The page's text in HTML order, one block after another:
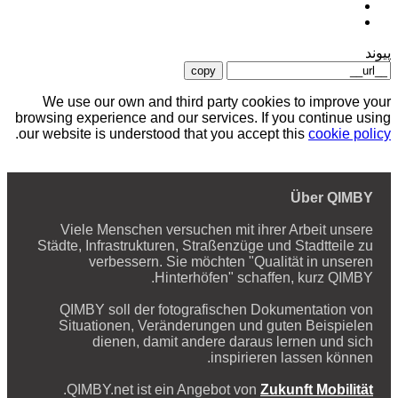
پیوند
copy
We use our own and third party cookies to improve your
browsing experience and our services. If you continue using
our website is understood that you accept this cookie policy
.
Über QIMBY
Viele Menschen versuchen mit ihrer Arbeit unsere
Städte, Infrastrukturen, Straßenzüge und Stadtteile zu
verbessern. Sie möchten "Qualität in unseren
Hinterhöfen" schaffen, kurz QIMBY.
QIMBY soll der fotografischen Dokumentation von
Situationen, Veränderungen und guten Beispielen
dienen, damit andere daraus lernen und sich
inspirieren lassen können.
QIMBY.net ist ein Angebot von Zukunft Mobilität
.